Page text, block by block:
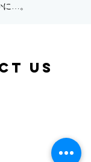
…。
Us